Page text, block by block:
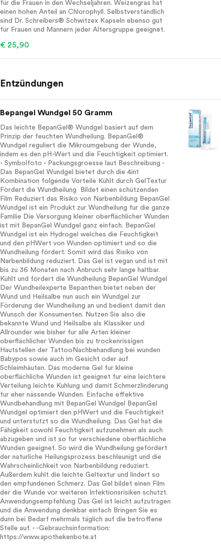
für die Frauen in den Wechseljahren. Weizengras hat
einen hohen Anteil an Chlorophyll. Selbstverständlich
sind Dr. Schreibers® Schwitzex Kapseln ebenso gut
für Frauen und Männern jeder Altersgruppe geeignet.
€ 25,90
Entzündungen
Bepangel Wundgel 50 Gramm
Das leichte BepanGel® Wundgel basiert auf dem
Prinzip der feuchten Wundheilung. BepanGel®
Wundgel reguliert die Mikroumgebung der Wunde,
indem es den pH-Wert und die Feuchtigkeit optimiert.
- Symbolfoto - Packungsgroesse laut Beschreibung -
Das BepanGel Wundgel bietet durch die 4in1
Kombination folgende Vorteile Kühlt durch GelTextur
Fördert die Wundheilung Bildet einen schützenden
Film Reduziert das Risiko von Narbenbildung BepanGel
Wundgel ist ein Produkt zur Wundheilung fur die ganze
Familie Die Versorgung kleiner oberflächlicher Wunden
ist mit BepanGel Wundgel ganz einfach. BepanGel
Wundgel ist ein Hydrogel welches die Feuchtigkeit
und den pHWert von Wunden optimiert und so die
Wundheilung fördert. Somit wird das Risiko von
Narbenbildung reduziert. Das Gel ist vegan und ist mit
bis zu 36 Monaten nach Anbruch sehr lange haltbar.
Kühlt und fördert die Wundheilung BepanGel Wundgel
Der Wundheilexperte Bepanthen bietet neben der
Wund und Heilsalbe nun auch ein Wundgel zur
Förderung der Wundheilung an und bedient damit den
Wunsch der Konsumenten. Nutzen Sie also die
bekannte Wund und Heilsalbe als Klassiker und
Allrounder wie bisher fur alle Arten kleiner
oberflächlicher Wunden bis zu trockenrissigen
Hautstellen der TattooNachbehandlung bei wunden
Babypos sowie auch im Gesicht oder auf
Schleimhäuten. Das moderne Gel fur kleine
oberflächliche Wunden ist geeignet fur eine leichtere
Verteilung leichte Kuhlung und damit Schmerzlinderung
fur eher nässende Wunden. Einfache effektive
Wundbehandlung mit BepanGel Wundgel BepanGel
Wundgel optimiert den pHWert und die Feuchtigkeit
und unterstutzt so die Wundheilung. Das Gel hat die
Fähigkeit sowohl Feuchtigkeit aufzunehmen als auch
abzugeben und ist so fur verschiedene oberflächliche
Wunden geeignet. So wird die Wundheilung gefördert
der naturliche Heilungsprozess beschleunigt und die
Wahrscheinlichkeit von Narbenbildung reduziert.
Außerdem kuhlt die leichte Geltextur und lindert so
den empfundenen Schmerz. Das Gel bildet einen Film
der die Wunde vor weiteren Infektionsrisiken schutzt.
Anwendungsempfehlung Das Gel ist leicht aufzutragen
und die Anwendung denkbar einfach Bringen Sie es
dunn bei Bedarf mehrmals täglich auf die betroffene
Stelle auf. - -Gebrauchsinformation:
https://www.apothekenbote.at